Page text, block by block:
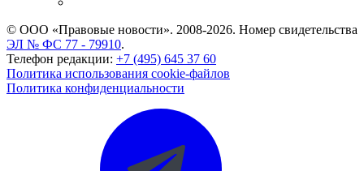
© ООО «Правовые новости». 2008-2026. Номер свидетельства
ЭЛ № ФС 77 - 79910.
Телефон редакции: +7 (495) 645 37 60
Политика использования cookie-файлов
Политика конфиденциальности